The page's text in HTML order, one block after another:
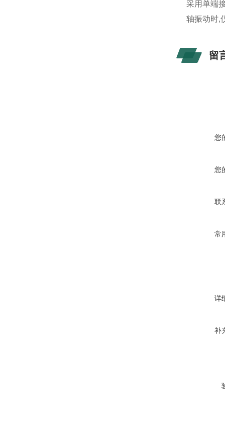
采用单端
轴振动时,
留
您
您
联
常
详
补